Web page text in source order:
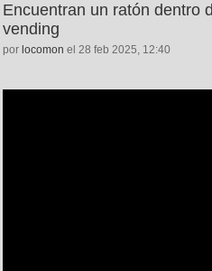
Encuentran un ratón dentro
vending
por locomon el 28 feb 2025, 12:40